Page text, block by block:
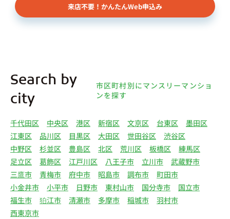
来店不要！かんたんWeb申込み
Search by
city
市区町村別にマンスリーマンショ
ンを探す
千代田区 中央区 港区 新宿区 文京区 台東区
墨田区
江東区
品川区 目黒区 大田区 世田谷区
渋谷区
中野区
杉並区 豊島区 北区 荒川区 板橋区
練馬区
足立区
葛飾区 江戸川区 八王子市 立川市
武蔵野市
三鷹市
青梅市 府中市 昭島市 調布市
町田市
小金井市
小平市 日野市 東村山市 国分寺市
国立市
福生市
狛江市 清瀬市 多摩市 稲城市
羽村市
西東京市